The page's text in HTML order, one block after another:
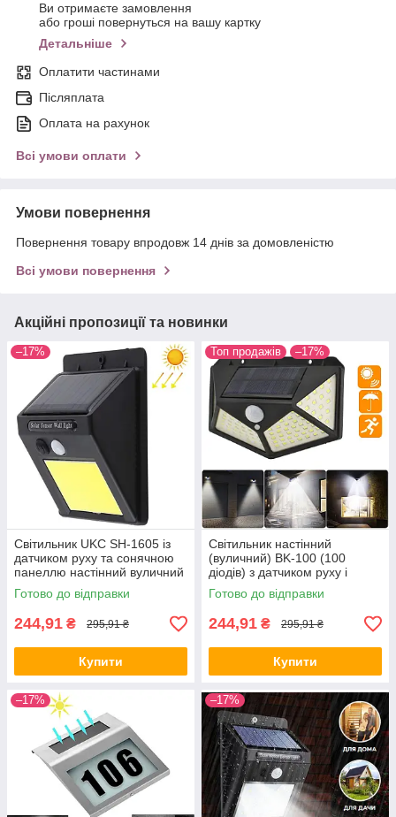
Ви отримаєте замовлення
або гроші повернуться на вашу картку
Детальніше
Оплатити частинами
Післяплата
Оплата на рахунок
Всі умови оплати
Умови повернення
Повернення товару впродовж 14 днів за домовленістю
Всі умови повернення
Акційні пропозиції та новинки
–17%
Світильник UKC SH-1605 із
датчиком руху та сонячною
панеллю настінний вуличний
350 люмен (4514)
Готово до відправки
244,91 ₴ 295,91 ₴
Купити
Топ продажів –17%
Світильник настінний
(вуличний) BK-100 (100
діодів) з датчиком руху і
сонячною панеллю (7317)
Готово до відправки
244,91 ₴ 295,91 ₴
Купити
–17% –17%